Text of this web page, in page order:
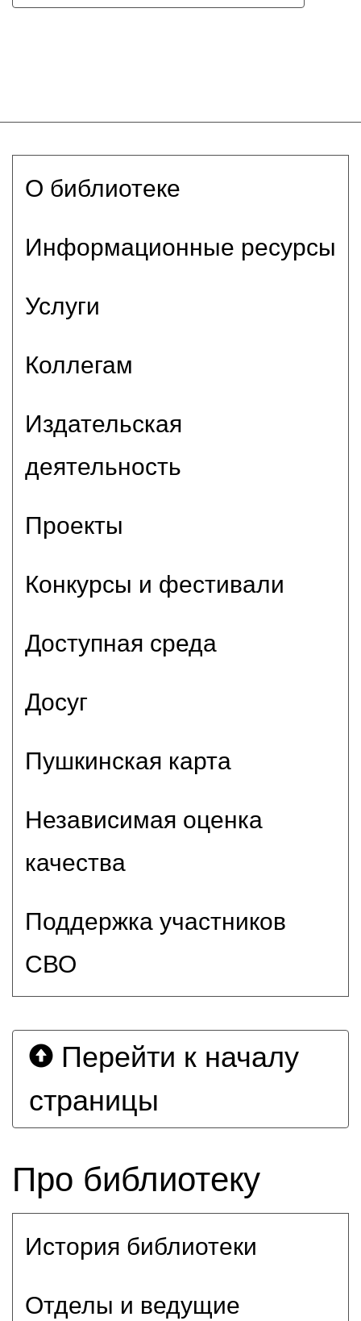
О библиотеке
Информационные ресурсы
Услуги
Коллегам
Издательская
деятельность
Проекты
Конкурсы и фестивали
Доступная среда
Досуг
Пушкинская карта
Независимая оценка
качества
Поддержка участников
СВО
Перейти к началу
страницы
Про библиотеку
История библиотеки
Отделы и ведущие